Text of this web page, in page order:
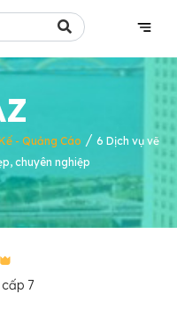
- Quảng Cáo / 6 Dịch vụ vẽ
chuyên nghiệp
7